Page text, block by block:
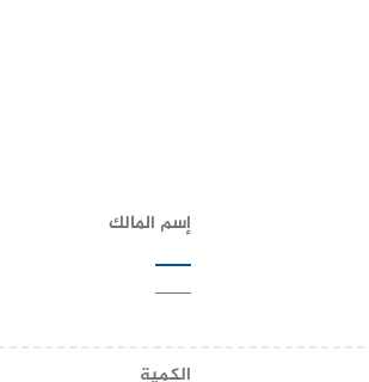
إسم المالك
——
الكمية